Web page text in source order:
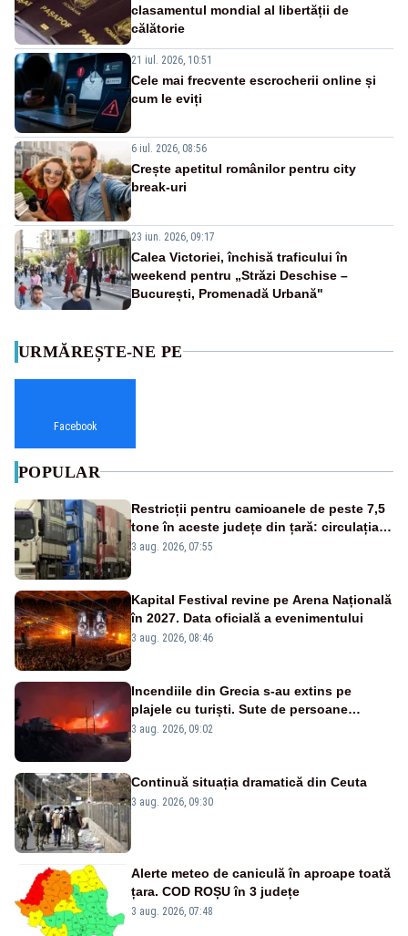
clasamentul mondial al libertății de
călătorie
21 iul. 2026, 10:51
Cele mai frecvente escrocherii online și
cum le eviți
6 iul. 2026, 08:56
Crește apetitul românilor pentru city
break-uri
23 iun. 2026, 09:17
Calea Victoriei, închisă traficului în
weekend pentru „Străzi Deschise –
București, Promenadă Urbană"
URMĂREȘTE-NE PE
Facebook
POPULAR
Restricții pentru camioanele de peste 7,5
tone în aceste județe din țară: circulația
este interzisă luni, între orele 12:00 și
3 aug. 2026, 07:55
Kapital Festival revine pe Arena Națională
în 2027. Data oficială a evenimentului
3 aug. 2026, 08:46
Incendiile din Grecia s-au extins pe
plajele cu turiști. Sute de persoane
evacuate pe mare, drumuri blocate de
3 aug. 2026, 09:02
Continuă situația dramatică din Ceuta
3 aug. 2026, 09:30
Alerte meteo de caniculă în aproape toată
țara. COD ROȘU în 3 județe
3 aug. 2026, 07:48